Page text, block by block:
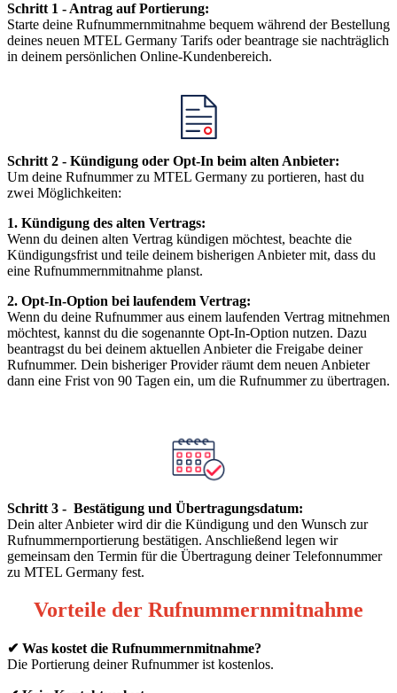
Schritt 1 - Antrag auf Portierung:
Starte deine Rufnummernmitnahme bequem während der Bestellung
deines neuen MTEL Germany Tarifs oder beantrage sie nachträglich
in deinem persönlichen Online-Kundenbereich.
Schritt 2 - Kündigung oder Opt-In beim alten Anbieter:
Um deine Rufnummer zu MTEL Germany zu portieren, hast du
zwei Möglichkeiten:
1. Kündigung des alten Vertrags:
Wenn du deinen alten Vertrag kündigen möchtest, beachte die
Kündigungsfrist und teile deinem bisherigen Anbieter mit, dass du
eine Rufnummernmitnahme planst.
2. Opt-In-Option bei laufendem Vertrag:
Wenn du deine Rufnummer aus einem laufenden Vertrag mitnehmen
möchtest, kannst du die sogenannte Opt-In-Option nutzen. Dazu
beantragst du bei deinem aktuellen Anbieter die Freigabe deiner
Rufnummer. Dein bisheriger Provider räumt dem neuen Anbieter
dann eine Frist von 90 Tagen ein, um die Rufnummer zu übertragen.
Schritt 3 - Bestätigung und Übertragungsdatum:
Dein alter Anbieter wird dir die Kündigung und den Wunsch zur
Rufnummernportierung bestätigen. Anschließend legen wir
gemeinsam den Termin für die Übertragung deiner Telefonnummer
zu MTEL Germany fest.
Vorteile der Rufnummernmitnahme
✔ Was kostet die Rufnummernmitnahme?
Die Portierung deiner Rufnummer ist kostenlos.